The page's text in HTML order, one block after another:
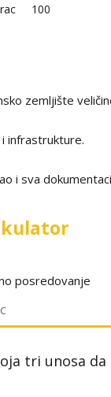
100
zemljište
infrastrukture.
i sva
posredovanje
tri unosa